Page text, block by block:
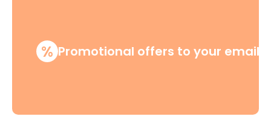
% Promotional offers to your email